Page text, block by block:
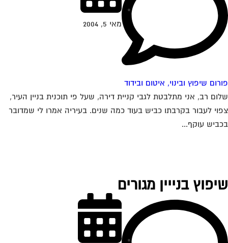
שיפוץ ובינוי, איטום ובידוד
מאי 5, 2004
רב, אני מתלבטת לגבי קניית דירה, שעל פי תוכנית בניין העיר,
לעבור בקרבתו כביש בעוד כמה שנים. בעיריה אמרו לי שמדובר
עוקף...
בנייין מגורים